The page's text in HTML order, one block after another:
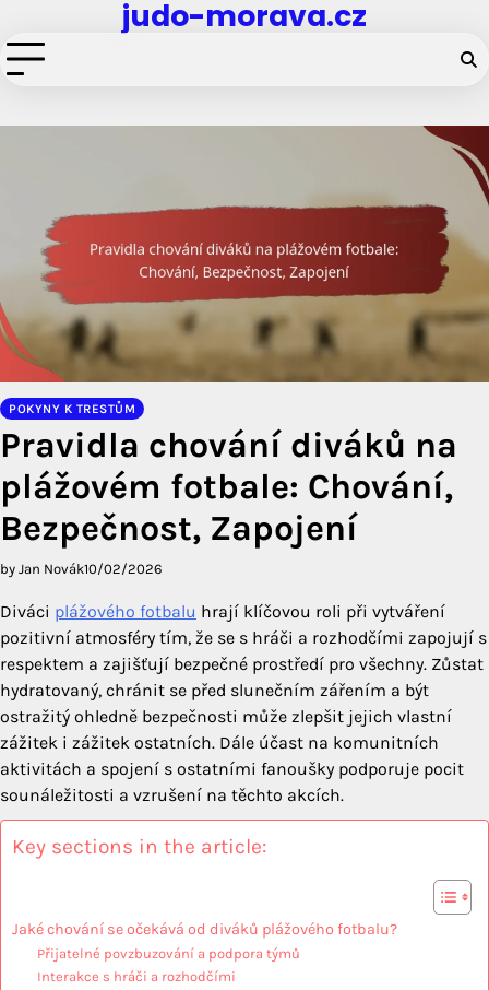
to
content
judo-morava.cz
POKYNY K TRESTŮM
Pravidla chování diváků na
plážovém fotbale: Chování,
Bezpečnost, Zapojení
by Jan Novák10/02/2026
Diváci plážového fotbalu hrají klíčovou roli při vytváření
pozitivní atmosféry tím, že se s hráči a rozhodčími zapojují s
respektem a zajišťují bezpečné prostředí pro všechny. Zůstat
hydratovaný, chránit se před slunečním zářením a být
ostražitý ohledně bezpečnosti může zlepšit jejich vlastní
zážitek i zážitek ostatních. Dále účast na komunitních
aktivitách a spojení s ostatními fanoušky podporuje pocit
sounáležitosti a vzrušení na těchto akcích.
Key sections in the article:
Jaké chování se očekává od diváků plážového fotbalu?
Přijatelné povzbuzování a podpora týmů
Interakce s hráči a rozhodčími